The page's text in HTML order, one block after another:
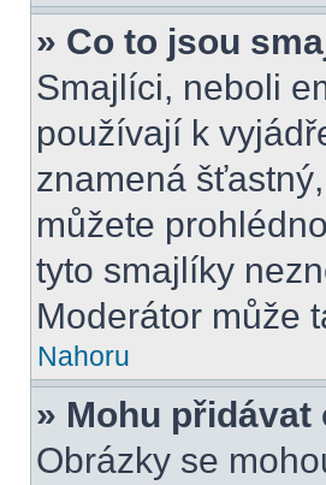
» Co to jsou
Smajlíci, neboli
používají k
znamená
můžete
tyto smajlíky
Moderátor může
Nahoru
» Mohu přidávat
Obrázky se